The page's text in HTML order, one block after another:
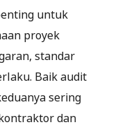
untuk
proyek
standar
Baik audit
sering
dan